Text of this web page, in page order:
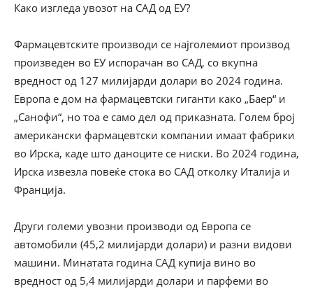
Како изгледа увозот на САД од ЕУ?
Фармацевтските производи се најголемиот производ
произведен во ЕУ испорачан во САД, со вкупна
вредност од 127 милијарди долари во 2024 година.
Европа е дом на фармацевтски гиганти како „Баер“ и
„Санофи“, но тоа е само дел од приказната. Голем број
американски фармацевтски компании имаат фабрики
во Ирска, каде што даноците се ниски. Во 2024 година,
Ирска извезла повеќе стока во САД отколку Италија и
Франција.
Други големи увозни производи од Европа се
автомобили (45,2 милијарди долари) и разни видови
машини. Минатата година САД купија вино во
вредност од 5,4 милијарди долари и парфеми во